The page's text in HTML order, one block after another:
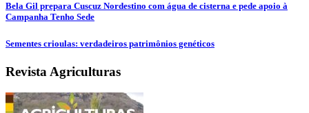
Bela Gil prepara Cuscuz Nordestino com água de cisterna e pede apoio à
Campanha Tenho Sede
Sementes crioulas: verdadeiros patrimônios genéticos
Revista Agriculturas